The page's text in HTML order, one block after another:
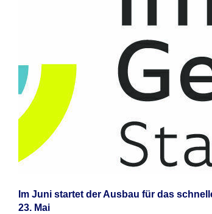
Im Juni startet der Ausbau für das
23. Mai